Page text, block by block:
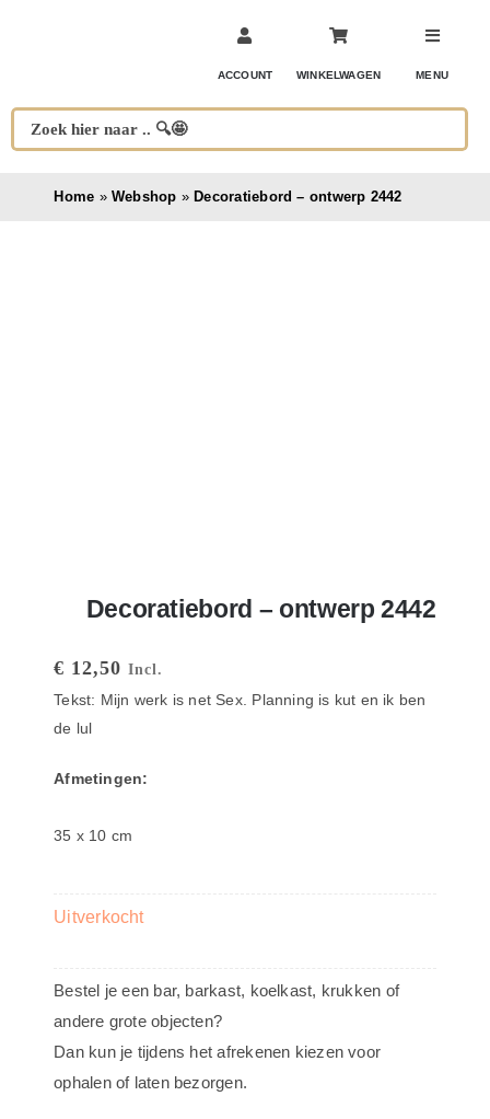
ACCOUNT WINKELWAGEN MENU
Home » Webshop » Decoratiebord – ontwerp 2442
Decoratiebord – ontwerp 2442
€ 12,50 Incl.
Tekst: Mijn werk is net Sex. Planning is kut en ik ben
de lul
Afmetingen:
35 x 10 cm
Uitverkocht
Bestel je een bar, barkast, koelkast, krukken of
andere grote objecten?
Dan kun je tijdens het afrekenen kiezen voor
ophalen of laten bezorgen.